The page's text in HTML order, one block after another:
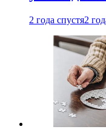
2 года спустя2